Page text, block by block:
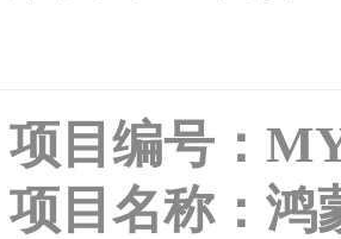
目编号：
目名称：鸿